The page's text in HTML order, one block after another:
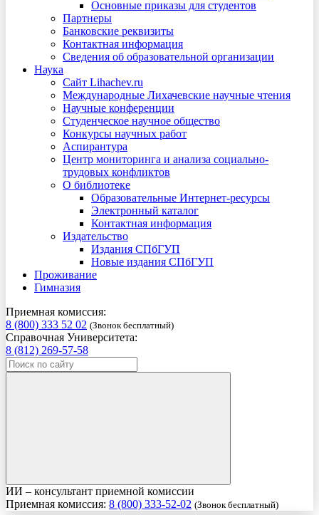
Основные приказы для студентов
Партнеры
Банковские реквизиты
Контактная информация
Сведения об образовательной организации
Наука
Сайт Lihachev.ru
Международные Лихачевские научные чтения
Научные конференции
Студенческое научное общество
Конкурсы научных работ
Аспирантура
Центр мониторинга и анализа социально-
трудовых конфликтов
О библиотеке
Образовательные Интернет-ресурсы
Электронный каталог
Контактная информация
Издательство
Издания СПбГУП
Новые издания СПбГУП
Проживание
Гимназия
Приемная комиссия:
8 (800) 333 52 02 (Звонок бесплатный)
Справочная Университета:
8 (812) 269-57-58
ИИ – консультант приемной комиссии
Приемная комиссия: 8 (800) 333-52-02 (Звонок бесплатный)